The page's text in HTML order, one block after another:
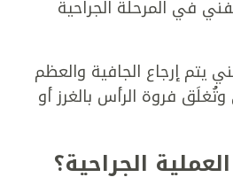
في المرحلة الجراحية
يتم إرجاع الجافية والعظم
فروة الرأس بالغرز أو
الجراحية؟